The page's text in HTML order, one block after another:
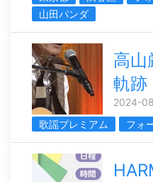
山田パンダ
高山
軌跡
2024-
歌謡プレミアム
フォ